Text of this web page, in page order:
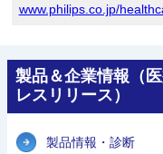
www.philips.co.jp/
製品＆企業情報（
レスリリース）
製品情報・診断